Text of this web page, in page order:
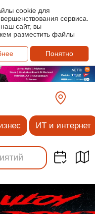
cookie для
сервиса.
сайт, вы
разместить файлы
Понятно
ИТ и интернет